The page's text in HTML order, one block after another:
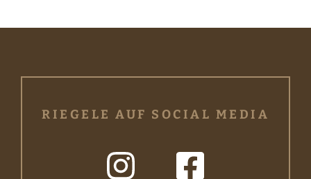
Shop
Wirtshaus
RIEGELE AUF SOCIAL MEDIA